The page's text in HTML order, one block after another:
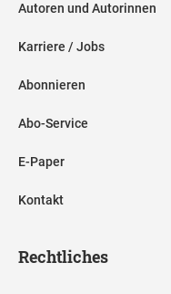
Autoren und Autorinnen
Karriere / Jobs
Abonnieren
Abo-Service
E-Paper
Kontakt
Rechtliches